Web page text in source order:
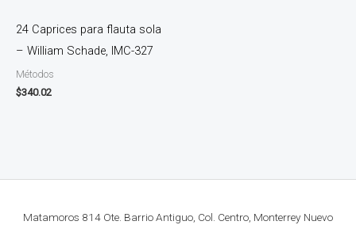
24 Caprices para flauta sola
– William Schade, IMC-327
Métodos
$340.02
Matamoros 814 Ote. Barrio Antiguo, Col. Centro, Monterrey Nuevo